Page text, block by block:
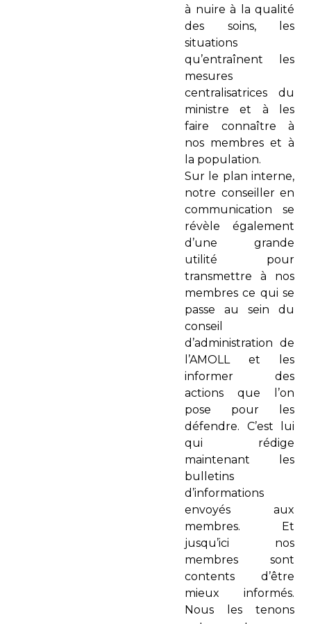
à nuire à la qualité
des soins, les
situations
qu’entraînent les
mesures
centralisatrices du
ministre et à les
faire connaître à
nos membres et à
la population.
Sur le plan interne,
notre conseiller en
communication se
révèle également
d’une grande
utilité pour
transmettre à nos
membres ce qui se
passe au sein du
conseil
d’administration de
l’AMOLL et les
informer des
actions que l’on
pose pour les
défendre. C’est lui
qui rédige
maintenant les
bulletins
d’informations
envoyés aux
membres. Et
jusqu’ici nos
membres sont
contents d’être
mieux informés.
Nous les tenons